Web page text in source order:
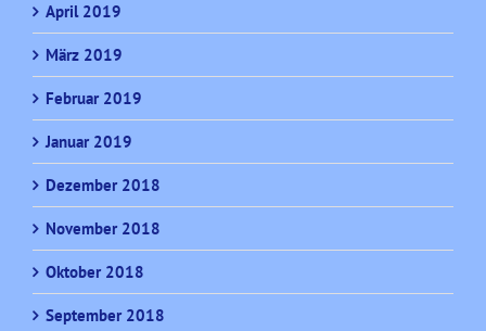
April 2019
März 2019
Februar 2019
Januar 2019
Dezember 2018
November 2018
Oktober 2018
September 2018